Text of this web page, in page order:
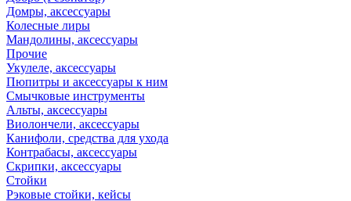
Домры, аксессуары
Колесные лиры
Мандолины, аксессуары
Прочие
Укулеле, аксессуары
Пюпитры и аксессуары к ним
Смычковые инструменты
Альты, аксессуары
Виолончели, аксессуары
Канифоли, средства для ухода
Контрабасы, аксессуары
Скрипки, аксессуары
Стойки
Рэковые стойки, кейсы